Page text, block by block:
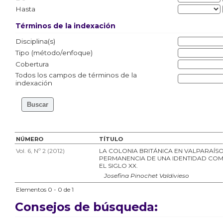
Hasta
Términos de la indexación
Disciplina(s)
Tipo (método/enfoque)
Cobertura
Todos los campos de términos de la
indexación
NÚMERO TÍTULO
Vol. 6, Nº 2 (2012)
LA COLONIA BRITÁNICA EN
PERMANENCIA DE UNA IDENTIDAD
EL SIGLO XX.
Josefina Pinochet Valdivieso
Elementos 0 - 0 de 1
Consejos de búsqueda: